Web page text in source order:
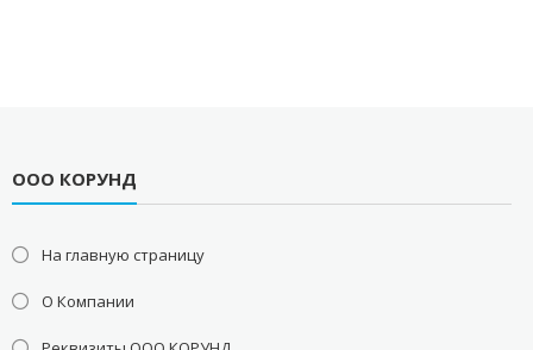
ООО КОРУНД
На главную страницу
О Компании